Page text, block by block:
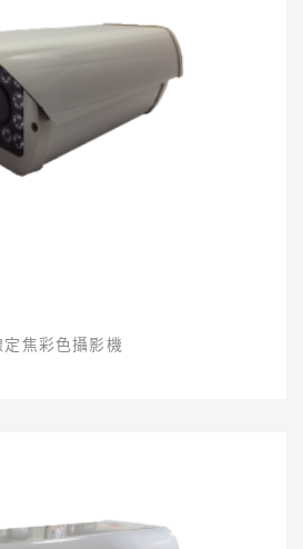
焦彩色攝影機